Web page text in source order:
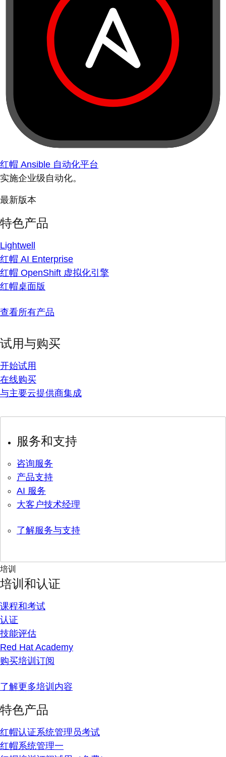
红帽 Ansible 自动化平台
实施企业级自动化。
最新版本
特色产品
Lightwell
红帽 AI Enterprise
红帽 OpenShift 虚拟化引擎
红帽桌面版
查看所有产品
试用与购买
开始试用
在线购买
与主要云提供商集成
服务和支持
咨询服务
产品支持
AI 服务
大客户技术经理
了解服务与支持
培训
培训和认证
课程和考试
认证
技能评估
Red Hat Academy
购买培训订阅
了解更多培训内容
特色产品
红帽认证系统管理员考试
红帽系统管理一